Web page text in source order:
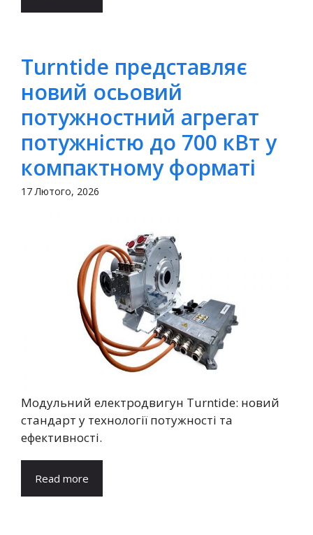
Turntide представляє
новий осьовий
потужностний агрегат
потужністю до 700 кВт у
компактному форматі
17 Лютого, 2026
Модульний електродвигун Turntide: новий
стандарт у технології потужності та
ефективності.
Read more